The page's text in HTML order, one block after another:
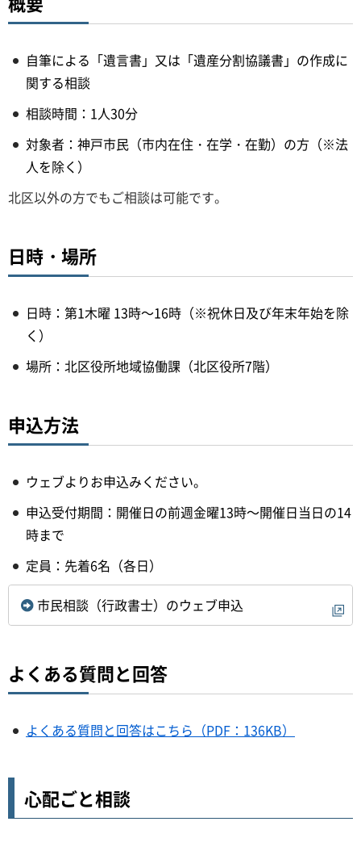
自筆による「遺言書」又は「遺産分割協議書」の作成に
関する相談
相談時間：1人30分
対象者：神戸市民（市内在住・在学・在勤）の方（※法
人を除く）
北区以外の方でもご相談は可能です。
日時・場所
日時：第1木曜 13時～16時（※祝休日及び年末年始を除
く）
場所：北区役所地域協働課（北区役所7階）
申込方法
ウェブよりお申込みください。
申込受付期間：開催日の前週金曜13時～開催日当日の14
時まで
定員：先着6名（各日）
市民相談（行政書士）のウェブ申込
よくある質問と回答
よくある質問と回答はこちら（PDF：136KB）
心配ごと相談